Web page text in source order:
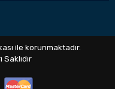
ile korunmaktadır.
Saklıdır